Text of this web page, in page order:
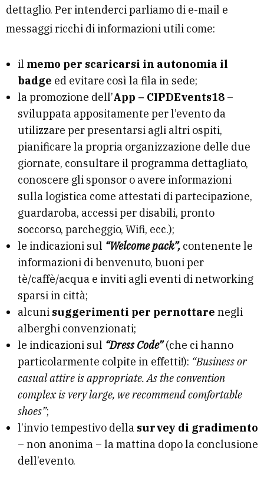
dettaglio. Per intenderci parliamo di e-mail e
messaggi ricchi di informazioni utili come:
il memo per scaricarsi in autonomia il
badge ed evitare così la fila in sede;
la promozione dell’App – CIPDEvents18 –
sviluppata appositamente per l’evento da
utilizzare per presentarsi agli altri ospiti,
pianificare la propria organizzazione delle due
giornate, consultare il programma dettagliato,
conoscere gli sponsor o avere informazioni
sulla logistica come attestati di partecipazione,
guardaroba, accessi per disabili, pronto
soccorso, parcheggio, Wifi, ecc.);
le indicazioni sul “Welcome pack”, contenente le
informazioni di benvenuto, buoni per
tè/caffè/acqua e inviti agli eventi di networking
sparsi in città;
alcuni suggerimenti per pernottare negli
alberghi convenzionati;
le indicazioni sul “Dress Code”(che ci hanno
particolarmente colpite in effetti!): “Business or
casual attire is appropriate. As the convention
complex is very large, we recommend comfortable
shoes”;
l’invio tempestivo della survey di gradimento
– non anonima – la mattina dopo la conclusione
dell’evento.